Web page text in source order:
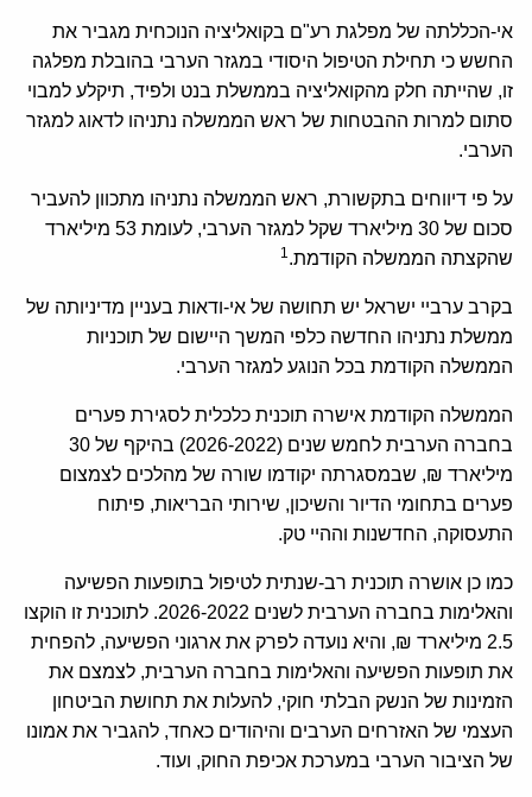
אי-הכללתה של מפלגת רע"ם בקואליציה הנוכחית מגביר את
החשש כי תחילת הטיפול היסודי במגזר הערבי בהובלת מפלגה
זו, שהייתה חלק מהקואליציה בממשלת בנט ולפיד, תיקלע למבוי
סתום למרות ההבטחות של ראש הממשלה נתניהו לדאוג למגזר
הערבי.
על פי דיווחים בתקשורת, ראש הממשלה נתניהו מתכוון להעביר
סכום של 30 מיליארד שקל למגזר הערבי, לעומת 53 מיליארד
שהקצתה הממשלה הקודמת. 1
בקרב ערביי ישראל יש תחושה של אי-ודאות בעניין מדיניותה של
ממשלת נתניהו החדשה כלפי המשך היישום של תוכניות
הממשלה הקודמת בכל הנוגע למגזר הערבי.
הממשלה הקודמת אישרה תוכנית כלכלית לסגירת פערים
בחברה הערבית לחמש שנים (2026-2022) בהיקף של 30
מיליארד ₪, שבמסגרתה יקודמו שורה של מהלכים לצמצום
פערים בתחומי הדיור והשיכון, שירותי הבריאות, פיתוח
התעסוקה, החדשנות וההיי טק.
כמו כן אושרה תוכנית רב-שנתית לטיפול בתופעות הפשיעה
והאלימות בחברה הערבית לשנים 2026-2022. לתוכנית זו הוקצו
2.5 מיליארד ₪, והיא נועדה לפרק את ארגוני הפשיעה, להפחית
את תופעות הפשיעה והאלימות בחברה הערבית, לצמצם את
הזמינות של הנשק הבלתי חוקי, להעלות את תחושת הביטחון
העצמי של האזרחים הערבים והיהודים כאחד, להגביר את אמונו
של הציבור הערבי במערכת אכיפת החוק, ועוד.